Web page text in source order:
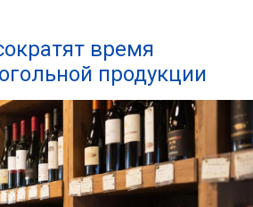
время
продукции